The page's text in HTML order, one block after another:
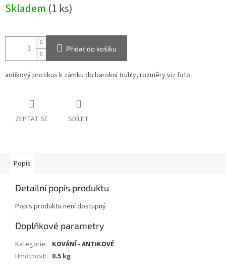
cena:
Skladem (1 ks)
Přidat do košíku
antikový protikus k zámku do barokní truhly, rozměry viz foto
ZEPTAT SE SDÍLET
Popis
Detailní popis produktu
Popis produktu není dostupný
Doplňkové parametry
Kategorie: KOVÁNÍ - ANTIKOVÉ
Hmotnost: 0.5 kg